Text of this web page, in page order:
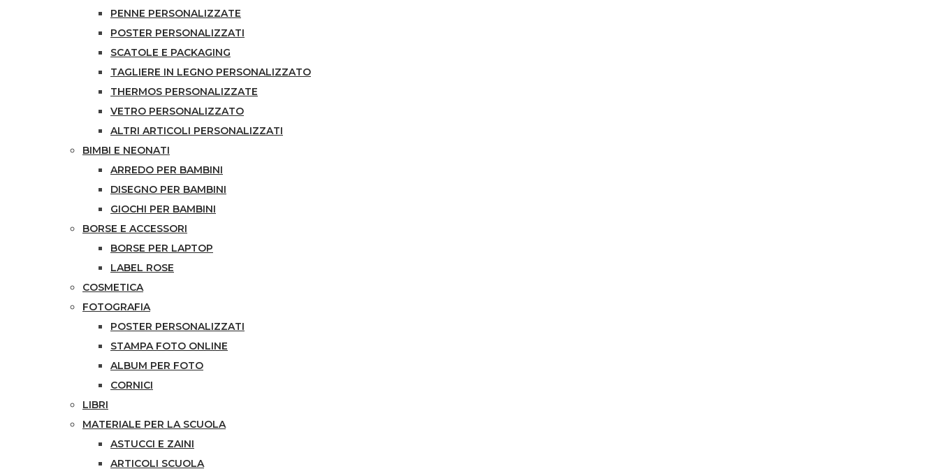
PENNE PERSONALIZZATE
POSTER PERSONALIZZATI
SCATOLE E PACKAGING
TAGLIERE IN LEGNO PERSONALIZZATO
THERMOS PERSONALIZZATE
VETRO PERSONALIZZATO
ALTRI ARTICOLI PERSONALIZZATI
BIMBI E NEONATI
ARREDO PER BAMBINI
DISEGNO PER BAMBINI
GIOCHI PER BAMBINI
BORSE E ACCESSORI
BORSE PER LAPTOP
LABEL ROSE
COSMETICA
FOTOGRAFIA
POSTER PERSONALIZZATI
STAMPA FOTO ONLINE
ALBUM PER FOTO
CORNICI
LIBRI
MATERIALE PER LA SCUOLA
ASTUCCI E ZAINI
ARTICOLI SCUOLA